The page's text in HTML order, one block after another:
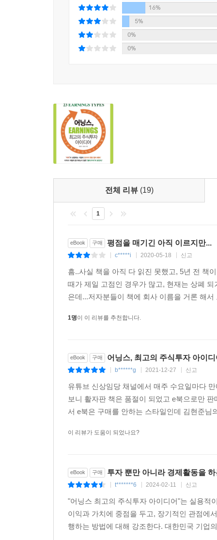
기업의 이익 성장을 이끌고 있는 핵심 요인(key
한눈에 파악할 수 있도록 효과적으로 편집되었
독자들이 기업을 어떻게 유형화하고 어떻게 분석
책은 일반 투자자들에게 훌륭한 기업을 찾는 혜
추천사
주식시장은 세상을 반영하는 거울과 같아서 이
- 위윤덕 (DS투자자문 대표이사)
이 책을 통해 여러분은 참신한 종목 선정의 아이
아이디어들과 사례들이 생생하게 살아 움직이
그래야 돈과 사회가 젊어지기 때문이다. 또한
이들이라면, 이 책은 당신에게 꼭 필요한 책이 될
- 이상건 (미래에셋은퇴연구소 상무)
16%
5%
0%
0%
전체 리뷰 (19)
1
eBook 구매 평점을 매기긴 아직 이르지만...
c*****i 2020-05-18 신고
흠..사실 책을 아직 다 읽진 못했고, 5년 전 책
때가 제일 고점인 경우가 많고, 현재는 상폐
은데...저자분들이 책에 회사 이름을 거론 해
1명이 이 리뷰를 추천합니다.
eBook 구매 어닝스, 최고의 주식투자 아이디
b******g 2021-12-27 신고
유튜브 신상임당 채널에서 매주 수요일마다
보니 활자판 책은 품절이 되었고 e북으로만
서 e북은 구매를 안하는 스타일인데 김현준
이 리뷰가 도움이 되었나요?
eBook 구매 투자 뿐만 아니라 경제활동을
t*******6 2024-02-11 신고
"어닝스 최고의 주식투자 아이디어"는 실용적
이익과 가치에 중점을 두고, 장기적인 관점에
행하는 방법에 대해 강조한다. 대한민국 기업